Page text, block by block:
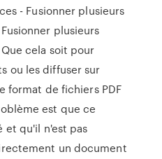
- Fusionner plusieurs
plusieurs
cela soit pour
ou les diffuser sur
format de fichiers PDF
est que ce
qu'il n'est pas
un document